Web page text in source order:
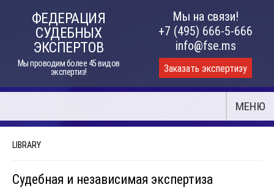
ФЕДЕРАЦИЯ
СУДЕБНЫХ
ЭКСПЕРТОВ
Мы проводим более 45 видов
экспертиз!
Мы на связи!
+7 (495) 666-5-666
info@fse.ms
Заказать экспертизу
МЕНЮ
LIBRARY
Судебная и независимая экспертиза